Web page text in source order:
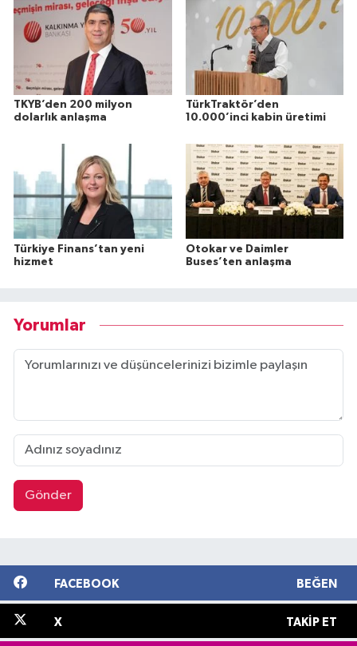
TKYB’den 200 milyon
dolarlık anlaşma
TürkTraktör’den
10.000’inci kabin üretimi
Türkiye Finans’tan yeni
hizmet
Otokar ve Daimler
Buses’ten anlaşma
Yorumlar
Gönder
FACEBOOK BEĞEN
X TAKIP ET